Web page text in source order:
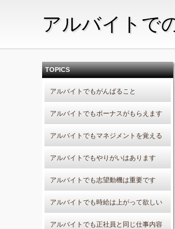
アルバイトで
TOPICS
アルバイトでもがんばること
アルバイトでもボーナスがもらえます
アルバイトでもマネジメントを覚える
アルバイトでもやりがいはあります
アルバイトでも志望動機は重要です
アルバイトでも時給は上がって欲しい
アルバイトでも正社員と同じ仕事内容